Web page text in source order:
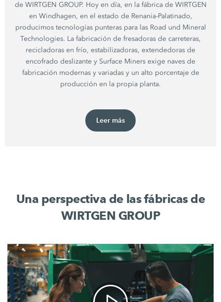
de WIRTGEN GROUP. Hoy en día, en la fábrica de WIRTGEN
en Windhagen, en el estado de Renania-Palatinado,
producimos tecnologías punteras para las Road und Mineral
Technologies. La fabricación de fresadoras de carreteras,
recicladoras en frío, estabilizadoras, extendedoras de
encofrado deslizante y Surface Miners exige naves de
fabricación modernas y variadas y un alto porcentaje de
producción en la propia planta.
Leer más
Una perspectiva de las fábricas de
WIRTGEN GROUP